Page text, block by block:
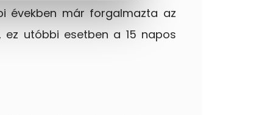
években már forgalmazta az
utóbbi esetben a 15 napos